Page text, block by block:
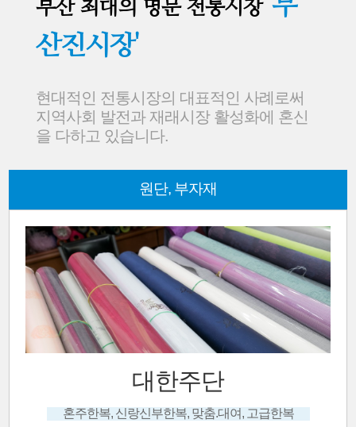
부산 최대의 명문 전통시장
산진시장'
현대적인 전통시장의 대표적인 사례로써
지역사회 발전과 재래시장 활성화에 혼신
을 다하고 있습니다.
원단, 부자재
대한주단
혼주한복, 신랑신부한복, 맞춤.대여, 고급한복